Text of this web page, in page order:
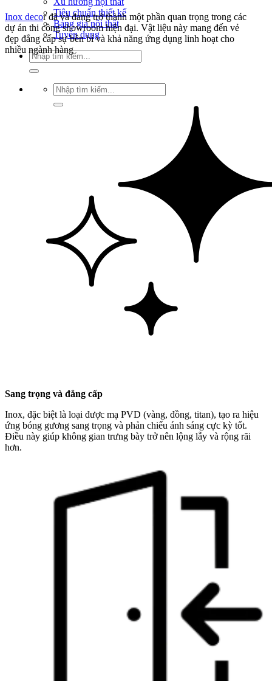
Tiêu chuẩn thiết kế
Bảng giá nội thất
Tuyển dụng
Tìm
kiếm:
Tìm
kiếm:
Inox decor đã và đang trở thành một phần quan trọng trong các
dự án thi công showroom hiện đại. Vật liệu này mang đến vẻ
đẹp đẳng cấp sự bền bỉ và khả năng ứng dụng linh hoạt cho
nhiều ngành hàng
Sang trọng và đẳng cấp
Inox, đặc biệt là loại được mạ PVD (vàng, đồng, titan), tạo ra hiệu
ứng bóng gương sang trọng và phản chiếu ánh sáng cực kỳ tốt.
Điều này giúp không gian trưng bày trở nên lộng lẫy và rộng rãi
hơn.